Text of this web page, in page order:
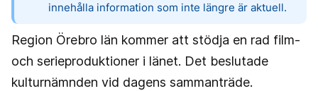
innehålla information som inte längre är aktuell.
Region Örebro län kommer att stödja en rad film-
och serieproduktioner i länet. Det beslutade
kulturnämnden vid dagens sammanträde.